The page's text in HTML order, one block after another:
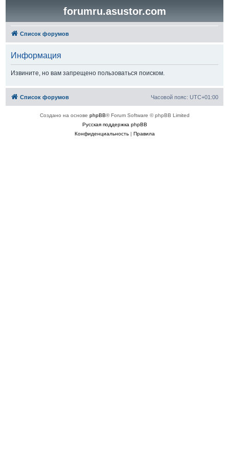
forumru.asustor.com
Список форумов
Информация
Извините, но вам запрещено пользоваться поиском.
Список форумов Часовой пояс: UTC+01:00
Создано на основе phpBB® Forum Software © phpBB Limited
Русская поддержка phpBB
Конфиденциальность| Правила